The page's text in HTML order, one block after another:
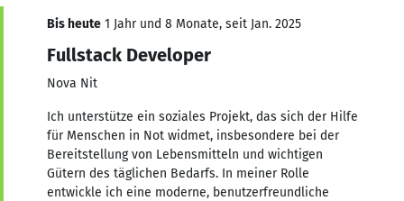
Bis heute 1 Jahr und 8 Monate, seit Jan. 2025
Fullstack Developer
Nova Nit
Ich unterstütze ein soziales Projekt, das sich der Hilfe
für Menschen in Not widmet, insbesondere bei der
Bereitstellung von Lebensmitteln und wichtigen
Gütern des täglichen Bedarfs. In meiner Rolle
entwickle ich eine moderne, benutzerfreundliche